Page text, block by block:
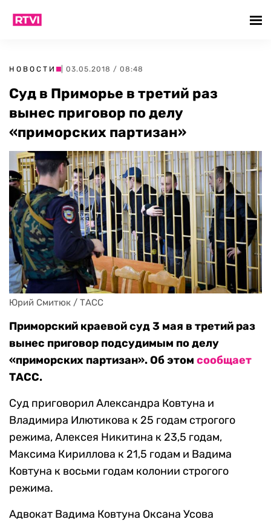
НОВОСТИ | 03.05.2018 / 08:48
Суд в Приморье в третий раз
вынес приговор по делу
«приморских партизан»
Юрий Смитюк / ТАСС
Приморский краевой суд 3 мая в третий раз
вынес приговор подсудимым по делу
«приморских партизан». Об этом сообщает
ТАСС.
Суд приговорил Александра Ковтуна и
Владимира Илютикова к 25 годам строгого
режима, Алексея Никитина к 23,5 годам,
Максима Кириллова к 21,5 годам и Вадима
Ковтуна к восьми годам колонии строгого
режима.
Адвокат Вадима Ковтуна Оксана Усова